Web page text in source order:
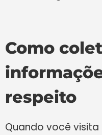
Como
respeito
Quando você